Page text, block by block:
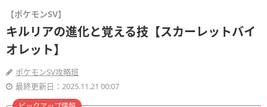
【ポケモンSV】
キルリアの進化と覚える技【スカーレットバイ
オレット】
ポケモンSV攻略班
最終更新日：2025.11.21 00:07